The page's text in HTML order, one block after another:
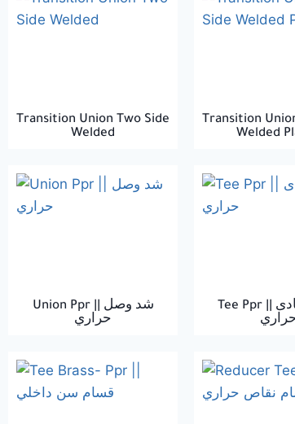
Transition Union Two Side
Welded
Transition
Welded
Union Ppr || شد وصل
حراري
Tee Ppr || قسام عادى